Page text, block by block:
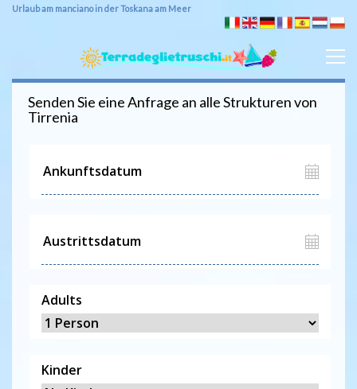
Urlaub am manciano in der Toskana am Meer
Senden Sie eine Anfrage an alle Strukturen von
Tirrenia
Adults
Kinder